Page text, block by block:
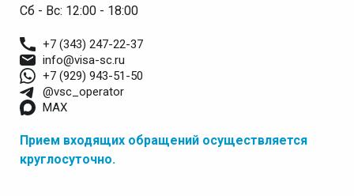
Сб - Вс: 12:00 - 18:00
+7 (343) 247-22-37
info@visa-sc.ru
+7 (929) 943-51-50
@vsc_operator
MAX
Прием входящих обращений осуществляется
круглосуточно.